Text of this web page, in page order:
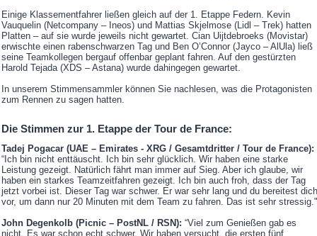
Einige Klassementfahrer ließen gleich auf der 1. Etappe Federn. Kevin
Vauquelin (Netcompany – Ineos) und Mattias Skjelmose (Lidl – Trek) hatten
Platten – auf sie wurde jeweils nicht gewartet. Cian Uijtdebroeks (Movistar)
erwischte einen rabenschwarzen Tag und Ben O’Connor (Jayco – AlUla) ließ
seine Teamkollegen bergauf offenbar geplant fahren. Auf den gestürzten
Harold Tejada (XDS – Astana) wurde dahingegen gewartet.
In unserem Stimmensammler können Sie nachlesen, was die Protagonisten
zum Rennen zu sagen hatten.
Die Stimmen zur 1. Etappe der Tour de France:
Tadej Pogacar (UAE – Emirates - XRG / Gesamtdritter / Tour de France):
“Ich bin nicht enttäuscht. Ich bin sehr glücklich. Wir haben eine starke
Leistung gezeigt. Natürlich fährt man immer auf Sieg. Aber ich glaube, wir
haben ein starkes Teamzeitfahren gezeigt. Ich bin auch froh, dass der Tag
jetzt vorbei ist. Dieser Tag war schwer. Er war sehr lang und du bereitest dich
vor, um dann nur 20 Minuten mit dem Team zu fahren. Das ist sehr stressig."
John Degenkolb (Picnic – PostNL / RSN): “Viel zum Genießen gab es
nicht. Es war schon echt schwer. Wir haben versucht, die ersten fünf